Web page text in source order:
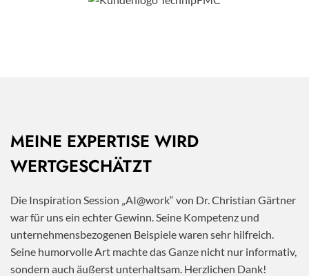
MEINE EXPERTISE WIRD
WERTGESCHÄTZT
Die Inspiration Session „AI@work“ von Dr. Christian Gärtner
war für uns ein echter Gewinn. Seine Kompetenz und
unternehmensbezogenen Beispiele waren sehr hilfreich.
Seine humorvolle Art machte das Ganze nicht nur informativ,
sondern auch äußerst unterhaltsam. Herzlichen Dank!